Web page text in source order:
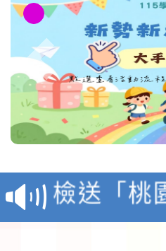
本校115
第3次招
告(不再
檢送「桃
賽實施要
本市「